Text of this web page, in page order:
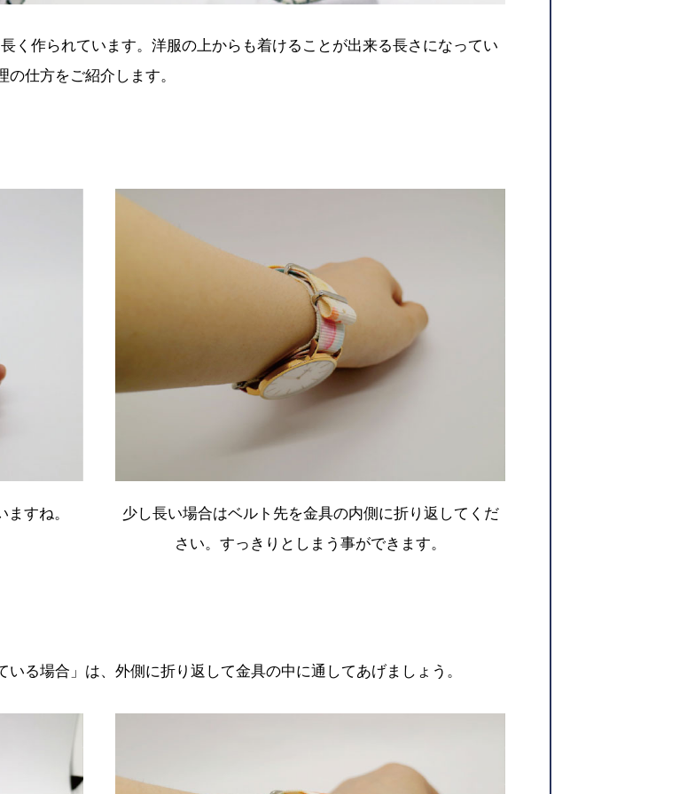
く作られています。洋服の上からも着けることが出来る長さになってい
仕方をご紹介します。
すね。
少し長い場合はベルト先を金具の内側に折り返してくだ
さい。すっきりとしまう事ができます。
る場合」は、外側に折り返して金具の中に通してあげましょう。